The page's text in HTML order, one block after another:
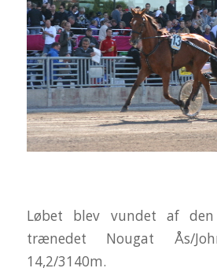
Løbet blev vundet af den
trænedet Nougat Ås/
14,2/3140m.